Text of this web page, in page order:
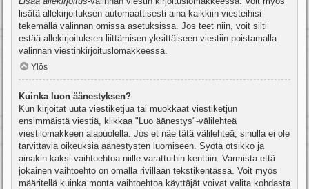
lisätä allekirjoituksen automaattisesti aina kaikkiin viesteihisi
tekemällä valinnan omissa asetuksissa. Jos teet niin, voit silti
estää allekirjoituksen liittämisen yksittäiseen viestiin poistamalla
valinnan viestinkirjoituslomakkeessa.
Ylös
Kuinka luon äänestyksen?
Kun kirjoitat uuta viestiketjua tai muokkaat viestiketjun
ensimmäistä viestiä, klikkaa "Luo äänestys"-välilehteä
viestilomakkeen alapuolella. Jos et näe tätä välilehteä, sinulla ei ole
tarvittavia oikeuksia äänestysten luomiseen. Syötä otsikko ja
ainakin kaksi vaihtoehtoa niille varattuihin kenttiin. Varmista että
jokainen vaihtoehto on omalla rivillään tekstikentässä. Voit myös
määritellä kuinka monta vaihtoehtoa käyttäjät voivat valita kohdasta